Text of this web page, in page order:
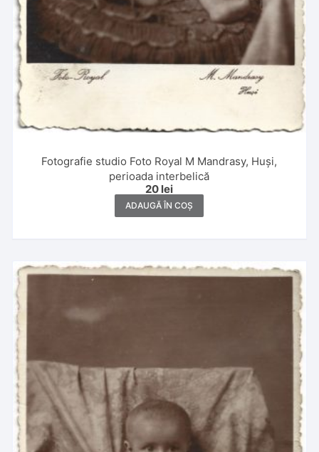
Fotografie studio Foto Royal M Mandrasy, Huși,
perioada interbelică
20 lei
ADAUGĂ ÎN COȘ